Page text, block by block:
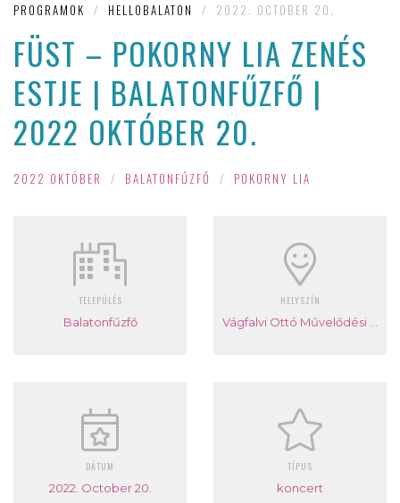
PROGRAMOK / HELLOBALATON / 2022. OCTOBER 20.
FÜST – POKORNY LIA ZENÉS
ESTJE | BALATONFŰZFŐ |
2022 OKTÓBER 20.
2022 OKTÓBER / BALATONFŰZFŐ / POKORNY LIA
TELEPÜLÉS
Balatonfűzfő
HELYSZÍN
DÁTUM
2022. October 20.
TÍPUS
koncert